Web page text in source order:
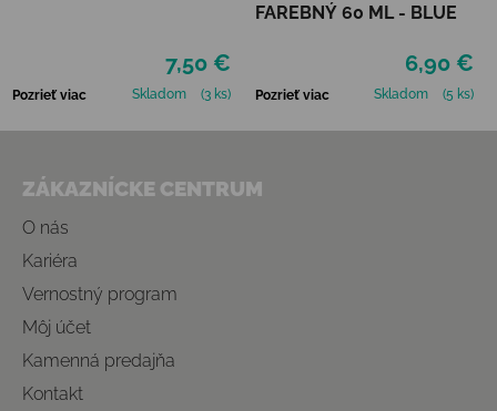
7,50 €
Pozrieť viac Skladom (3 ks)
FAREBNÝ 60 ML - BLUE
6,90 €
Pozrieť viac Skladom (5 ks)
ZÁKAZNÍCKE CENTRUM
O nás
Kariéra
Vernostný program
Môj účet
Kamenná predajňa
Kontakt